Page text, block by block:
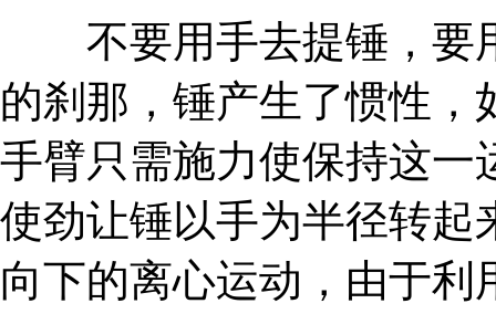
不要用手去提锤，要
的刹那，锤产生了惯性
手臂只需施力使保持这一
使劲让锤以手为半径转起
向下的离心运动，由于